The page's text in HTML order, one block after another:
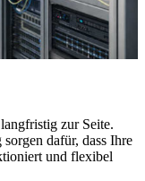
zur Seite.
dafür, dass Ihre
und flexibel